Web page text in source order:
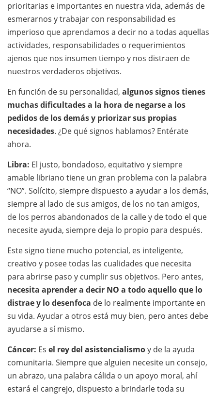
prioritarias e importantes en nuestra vida, además de
esmerarnos y trabajar con responsabilidad es
imperioso que aprendamos a decir no a todas aquellas
actividades, responsabilidades o requerimientos
ajenos que nos insumen tiempo y nos distraen de
nuestros verdaderos objetivos.
En función de su personalidad, algunos signos tienes
muchas dificultades a la hora de negarse a los
pedidos de los demás y priorizar sus propias
necesidades. ¿De qué signos hablamos? Entérate
ahora.
Libra: El justo, bondadoso, equitativo y siempre
amable libriano tiene un gran problema con la palabra
“NO”. Solícito, siempre dispuesto a ayudar a los demás,
siempre al lado de sus amigos, de los no tan amigos,
de los perros abandonados de la calle y de todo el que
necesite ayuda, siempre deja lo propio para después.
Este signo tiene mucho potencial, es inteligente,
creativo y posee todas las cualidades que necesita
para abrirse paso y cumplir sus objetivos. Pero antes,
necesita aprender a decir NO a todo aquello que lo
distrae y lo desenfoca de lo realmente importante en
su vida. Ayudar a otros está muy bien, pero antes debe
ayudarse a sí mismo.
Cáncer: Es el rey del asistencialismoy de la ayuda
comunitaria. Siempre que alguien necesite un consejo,
un abrazo, una palabra cálida o un apoyo moral, ahí
estará el cangrejo, dispuesto a brindarle toda su